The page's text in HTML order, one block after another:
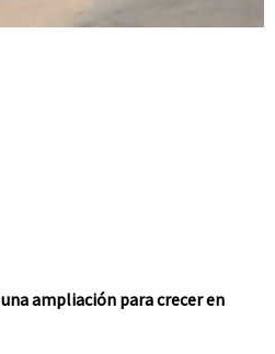
ampliación para crecer en